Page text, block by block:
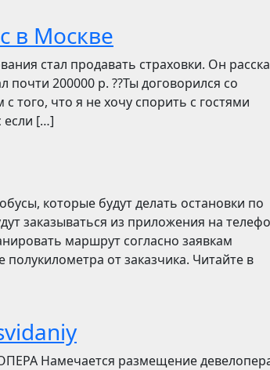
в Москве
стал продавать страховки. Он
почти 200000 р. ??Ты договорился со
того, что я не хочу спорить с гостями
если […]
которые будут делать остановки по
заказываться из приложения на
маршрут согласно заявкам
от заказчика. Читайте в
Намечается размещение